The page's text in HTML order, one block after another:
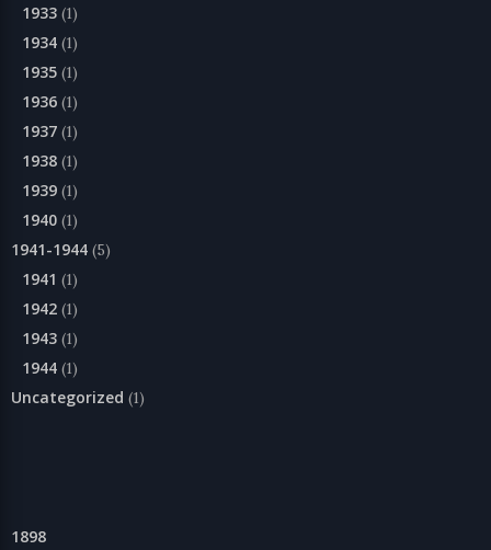
1933 (1)
1934 (1)
1935 (1)
1936 (1)
1937 (1)
1938 (1)
1939 (1)
1940 (1)
1941-1944 (5)
1941 (1)
1942 (1)
1943 (1)
1944 (1)
Uncategorized (1)
1898